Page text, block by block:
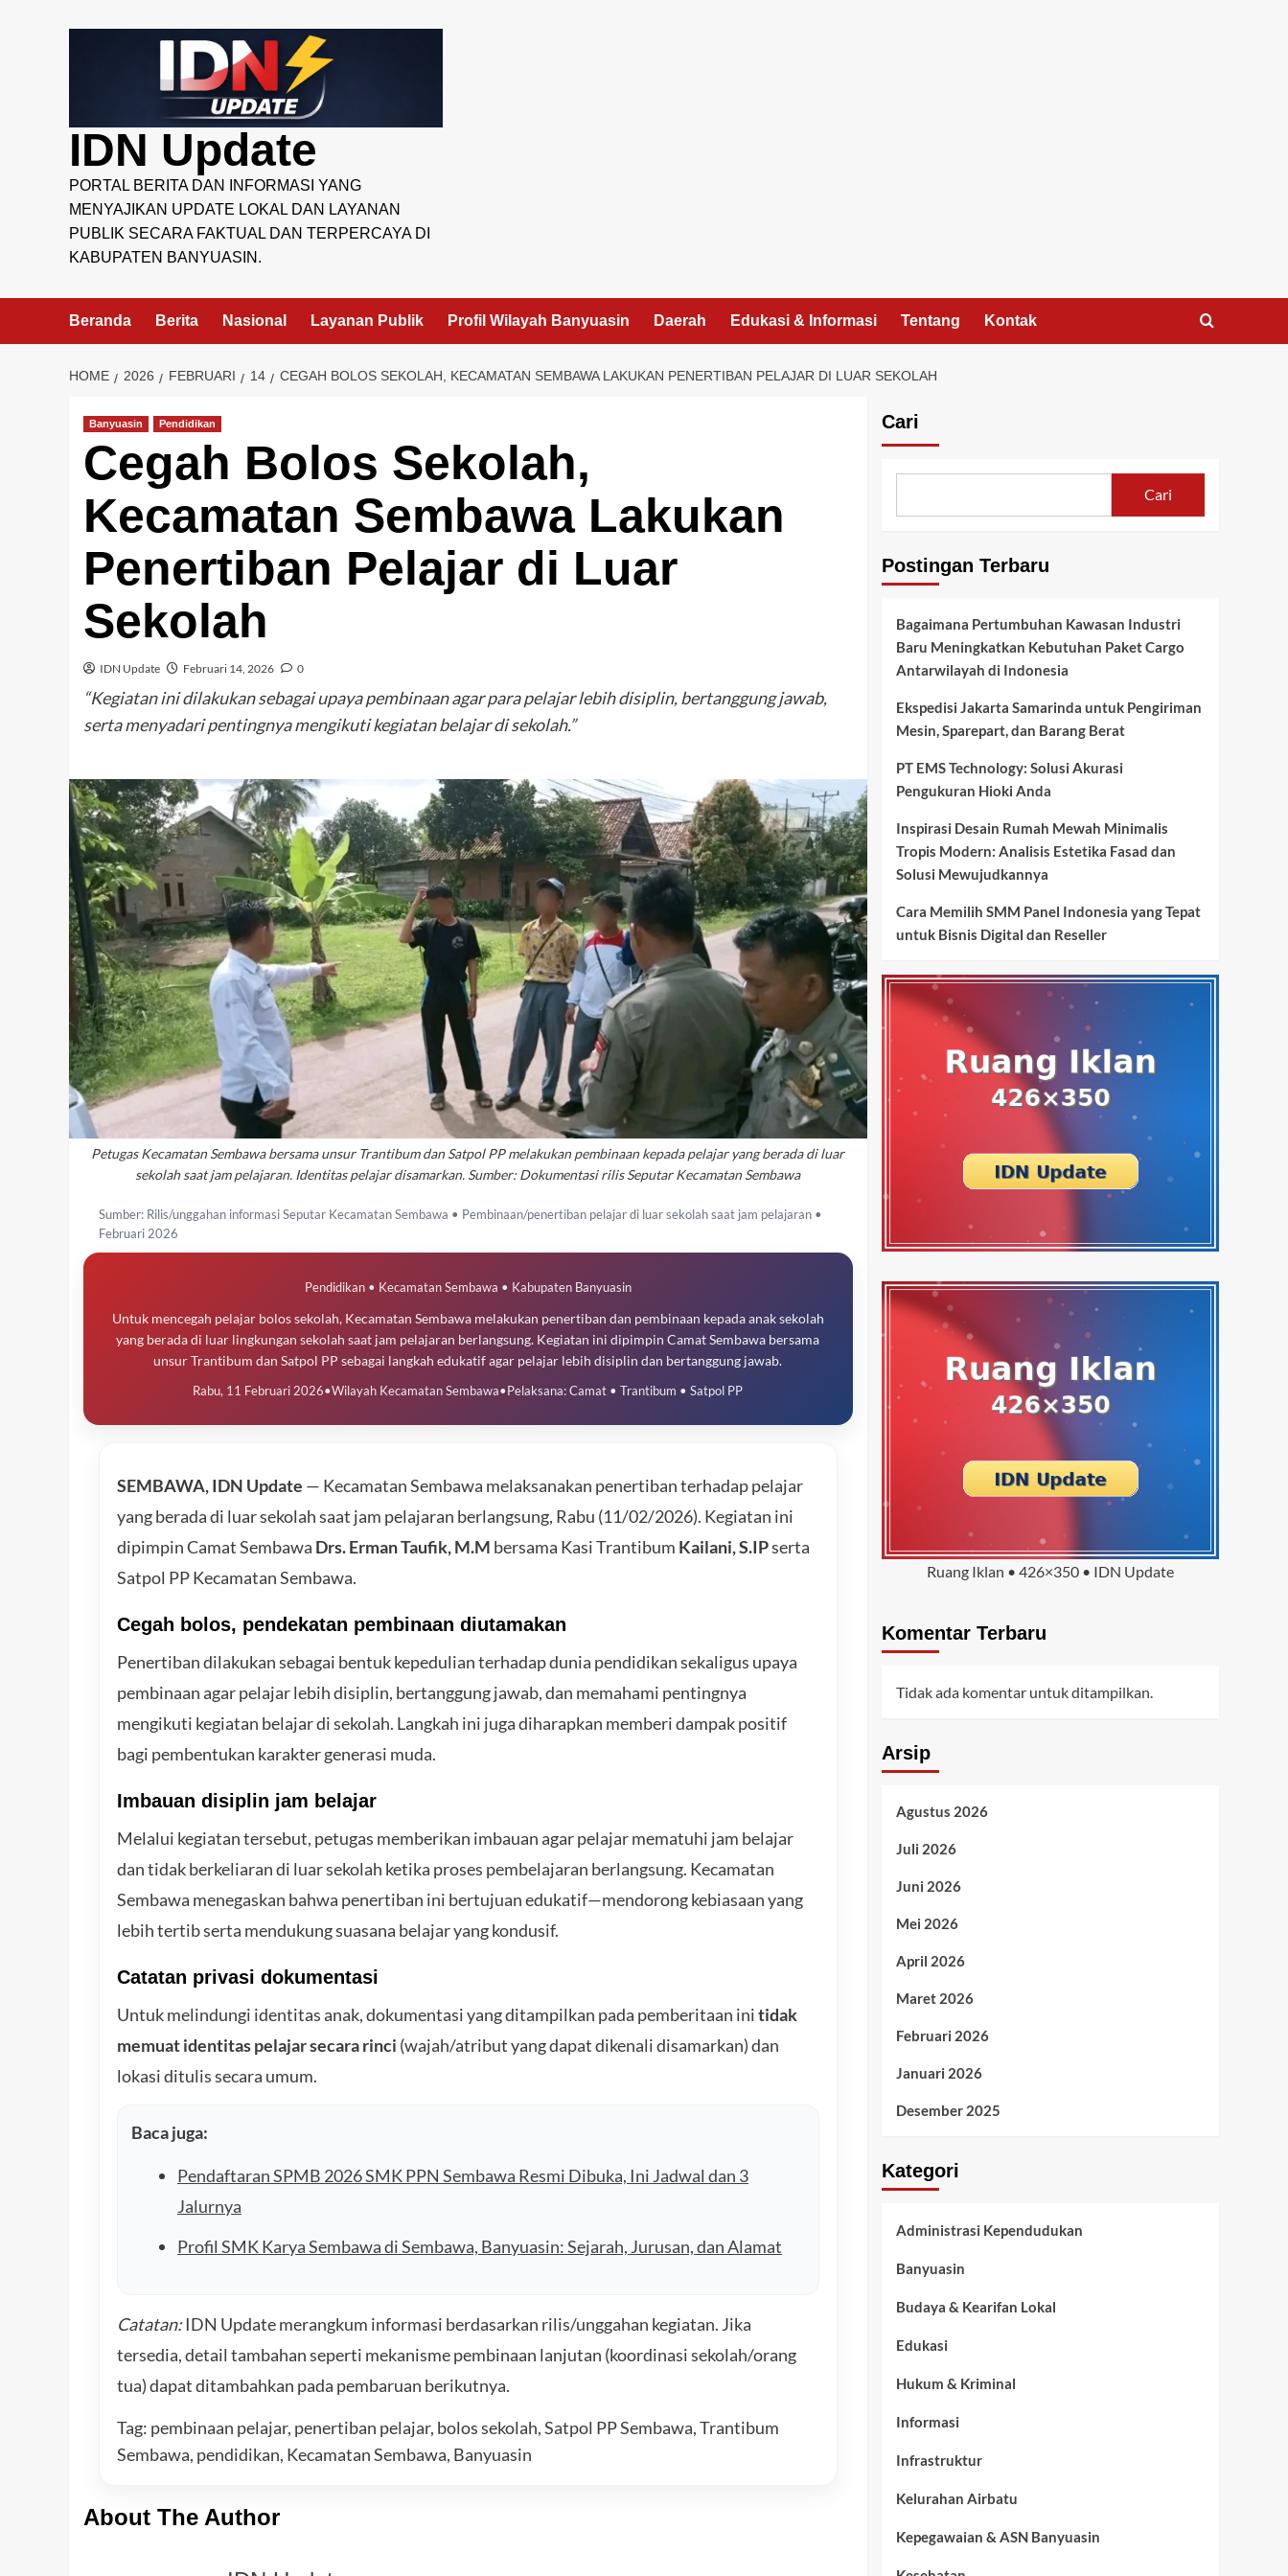
IDN Update
PORTAL BERITA DAN INFORMASI YANG
MENYAJIKAN UPDATE LOKAL DAN LAYANAN
PUBLIK SECARA FAKTUAL DAN TERPERCAYA DI
KABUPATEN BANYUASIN.
Beranda Berita Nasional Layanan Publik Profil Wilayah Banyuasin Daerah Edukasi & Informasi Tentang Kontak
HOME 2026 FEBRUARI 14 CEGAH BOLOS SEKOLAH, KECAMATAN SEMBAWA LAKUKAN PENERTIBAN PELAJAR DI LUAR SEKOLAH
Banyuasin Pendidikan
Cegah Bolos Sekolah,
Kecamatan Sembawa Lakukan
Penertiban Pelajar di Luar
Sekolah
IDN Update Februari 14, 2026 0
“Kegiatan ini dilakukan sebagai upaya pembinaan agar para pelajar lebih disiplin, bertanggung jawab,
serta menyadari pentingnya mengikuti kegiatan belajar di sekolah.”
Petugas Kecamatan Sembawa bersama unsur Trantibum dan Satpol PP melakukan pembinaan kepada pelajar yang berada di luar
sekolah saat jam pelajaran. Identitas pelajar disamarkan. Sumber: Dokumentasi rilis Seputar Kecamatan Sembawa
Sumber: Rilis/unggahan informasi Seputar Kecamatan Sembawa • Pembinaan/penertiban pelajar di luar sekolah saat jam pelajaran •
Februari 2026
Pendidikan • Kecamatan Sembawa • Kabupaten Banyuasin
Untuk mencegah pelajar bolos sekolah, Kecamatan Sembawa melakukan penertiban dan pembinaan kepada anak sekolah
yang berada di luar lingkungan sekolah saat jam pelajaran berlangsung. Kegiatan ini dipimpin Camat Sembawa bersama
unsur Trantibum dan Satpol PP sebagai langkah edukatif agar pelajar lebih disiplin dan bertanggung jawab.
Rabu, 11 Februari 2026•Wilayah Kecamatan Sembawa•Pelaksana: Camat • Trantibum • Satpol PP
SEMBAWA, IDN Update — Kecamatan Sembawa melaksanakan penertiban terhadap pelajar
yang berada di luar sekolah saat jam pelajaran berlangsung, Rabu (11/02/2026). Kegiatan ini
dipimpin Camat Sembawa Drs. Erman Taufik, M.M bersama Kasi Trantibum Kailani, S.IPserta
Satpol PP Kecamatan Sembawa.
Cegah bolos, pendekatan pembinaan diutamakan
Penertiban dilakukan sebagai bentuk kepedulian terhadap dunia pendidikan sekaligus upaya
pembinaan agar pelajar lebih disiplin, bertanggung jawab, dan memahami pentingnya
mengikuti kegiatan belajar di sekolah. Langkah ini juga diharapkan memberi dampak positif
bagi pembentukan karakter generasi muda.
Imbauan disiplin jam belajar
Melalui kegiatan tersebut, petugas memberikan imbauan agar pelajar mematuhi jam belajar
dan tidak berkeliaran di luar sekolah ketika proses pembelajaran berlangsung. Kecamatan
Sembawa menegaskan bahwa penertiban ini bertujuan edukatif—mendorong kebiasaan yang
lebih tertib serta mendukung suasana belajar yang kondusif.
Catatan privasi dokumentasi
Untuk melindungi identitas anak, dokumentasi yang ditampilkan pada pemberitaan initidak
memuat identitas pelajar secara rinci (wajah/atribut yang dapat dikenali disamarkan) dan
lokasi ditulis secara umum.
Baca juga:
Pendaftaran SPMB 2026 SMK PPN Sembawa Resmi Dibuka, Ini Jadwal dan 3
Jalurnya
Profil SMK Karya Sembawa di Sembawa, Banyuasin: Sejarah, Jurusan, dan Alamat
Catatan:IDN Update merangkum informasi berdasarkan rilis/unggahan kegiatan. Jika
tersedia, detail tambahan seperti mekanisme pembinaan lanjutan (koordinasi sekolah/orang
tua) dapat ditambahkan pada pembaruan berikutnya.
Tag: pembinaan pelajar, penertiban pelajar, bolos sekolah, Satpol PP Sembawa, Trantibum
Sembawa, pendidikan, Kecamatan Sembawa, Banyuasin
About The Author
Cari
Cari
Postingan Terbaru
Bagaimana Pertumbuhan Kawasan Industri
Baru Meningkatkan Kebutuhan Paket Cargo
Antarwilayah di Indonesia
Ekspedisi Jakarta Samarinda untuk Pengiriman
Mesin, Sparepart, dan Barang Berat
PT EMS Technology: Solusi Akurasi
Pengukuran Hioki Anda
Inspirasi Desain Rumah Mewah Minimalis
Tropis Modern: Analisis Estetika Fasad dan
Solusi Mewujudkannya
Cara Memilih SMM Panel Indonesia yang Tepat
untuk Bisnis Digital dan Reseller
Ruang Iklan • 426×350 • IDN Update
Komentar Terbaru
Tidak ada komentar untuk ditampilkan.
Arsip
Agustus 2026
Juli 2026
Juni 2026
Mei 2026
April 2026
Maret 2026
Februari 2026
Januari 2026
Desember 2025
Kategori
Administrasi Kependudukan
Banyuasin
Budaya & Kearifan Lokal
Edukasi
Hukum & Kriminal
Informasi
Infrastruktur
Kelurahan Airbatu
Kepegawaian & ASN Banyuasin